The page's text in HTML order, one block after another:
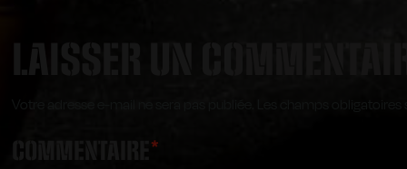
Les champs
COMMENTAIRE*